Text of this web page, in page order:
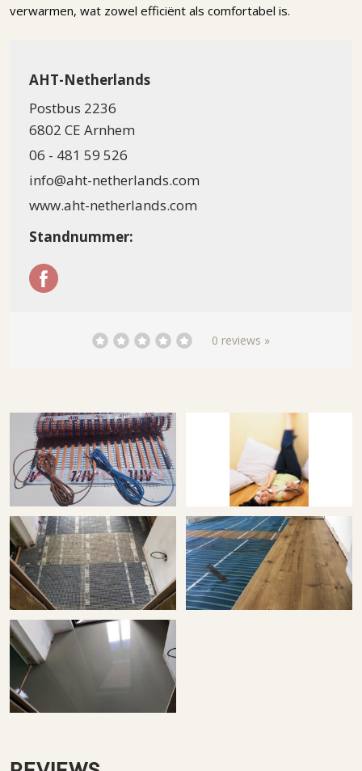
verwarmen, wat zowel efficiënt als comfortabel is.
AHT-Netherlands
Postbus 2236
6802 CE Arnhem
06 - 481 59 526
info@aht-netherlands.com
www.aht-netherlands.com
Standnummer:
0 reviews »